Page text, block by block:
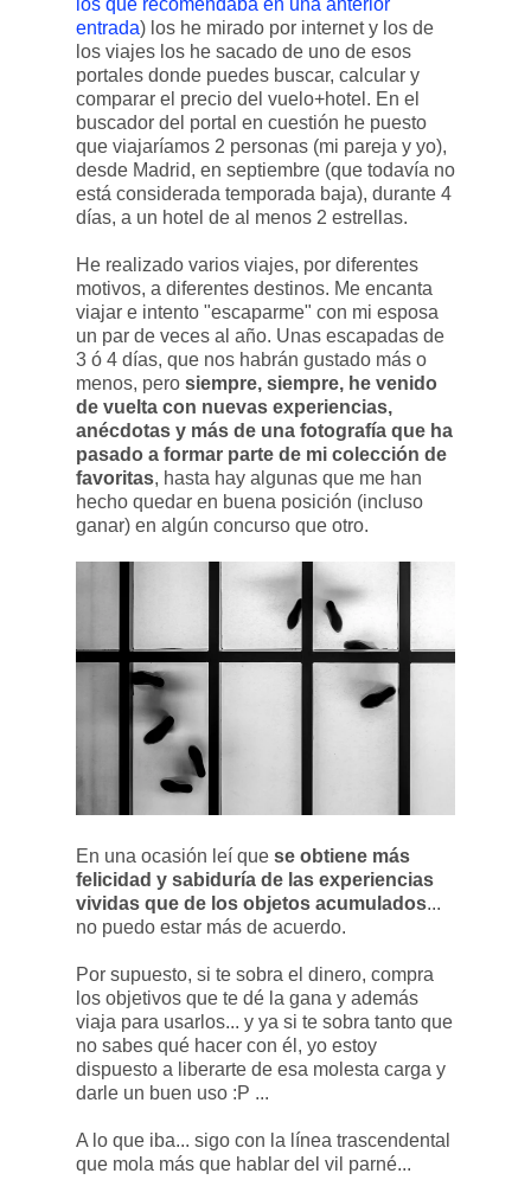
los que recomendaba en una anterior
entrada) los he mirado por internet y los de
los viajes los he sacado de uno de esos
portales donde puedes buscar, calcular y
comparar el precio del vuelo+hotel. En el
buscador del portal en cuestión he puesto
que viajaríamos 2 personas (mi pareja y yo),
desde Madrid, en septiembre (que todavía no
está considerada temporada baja), durante 4
días, a un hotel de al menos 2 estrellas.
He realizado varios viajes, por diferentes
motivos, a diferentes destinos. Me encanta
viajar e intento "escaparme" con mi esposa
un par de veces al año. Unas escapadas de
3 ó 4 días, que nos habrán gustado más o
menos, pero siempre, siempre, he venido
de vuelta con nuevas experiencias,
anécdotas y más de una fotografía que ha
pasado a formar parte de mi colección de
favoritas, hasta hay algunas que me han
hecho quedar en buena posición (incluso
ganar) en algún concurso que otro.
En una ocasión leí que se obtiene más
felicidad y sabiduría de las experiencias
vividas que de los objetos acumulados...
no puedo estar más de acuerdo.
Por supuesto, si te sobra el dinero, compra
los objetivos que te dé la gana y además
viaja para usarlos... y ya si te sobra tanto que
no sabes qué hacer con él, yo estoy
dispuesto a liberarte de esa molesta carga y
darle un buen uso :P ...
A lo que iba... sigo con la línea trascendental
que mola más que hablar del vil parné...